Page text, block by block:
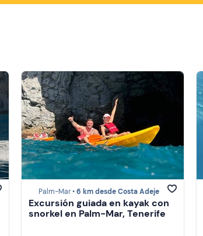
Palm-Mar •6 km desde Costa Adeje
Excursión guiada en kayak con
snorkel en Palm-Mar, Tenerife